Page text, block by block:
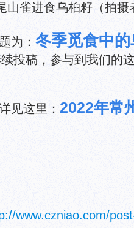
山雀进食乌桕籽（拍摄
为： 冬季觅食中的
投稿，参与到我们的
这里： 2022年常
www.czniao.com/